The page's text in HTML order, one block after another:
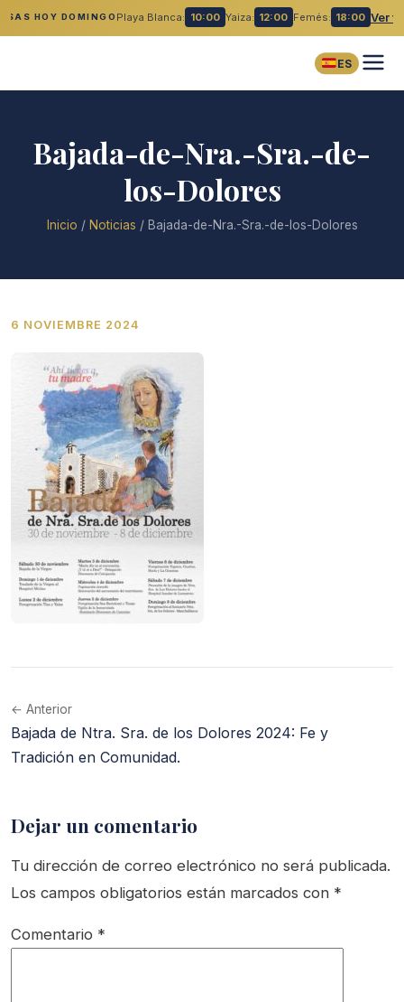
HOY DOMINGO Playa Blanca: 10:00 Yaiza: 12:00 Femés: 18:00 Ver
ES
Bajada-de-Nra.-Sra.-de-
los-Dolores
Inicio / Noticias / Bajada-de-Nra.-Sra.-de-los-Dolores
6 NOVIEMBRE 2024
← Anterior
Bajada de Ntra. Sra. de los Dolores 2024: Fe y
Tradición en Comunidad.
Dejar un comentario
Tu dirección de correo electrónico no será publicada.
Los campos obligatorios están marcados con *
Comentario *